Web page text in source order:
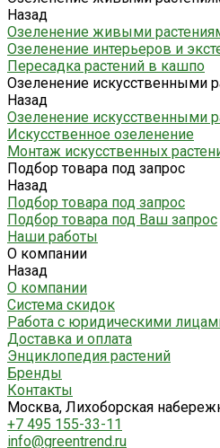
Назад
Озеленение живыми
Озеленение интерьеров и
Пересадка растений в кашпо
Озеленение искусственными
Назад
Озеленение искусственными
Искусственное озеленение
Монтаж искусственных
Подбор товара под запрос
Назад
Подбор товара под запрос
Подбор товара под Ваш запрос
Наши работы
О компании
Назад
О компании
Система скидок
Работа с юридическими
Доставка и оплата
Энциклопедия растений
Бренды
Контакты
Москва, Лихоборская
+7 495 155-33-11
info@greentrend.ru